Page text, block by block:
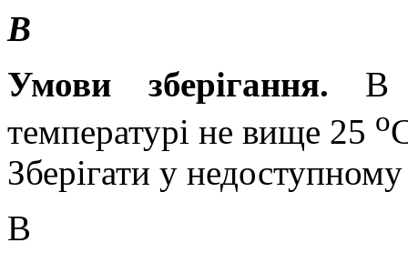
В
Умови зберігання. В
температурі не вище 25 о
Зберігати у недоступному
В